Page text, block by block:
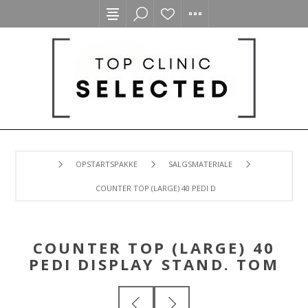
OPSTARTSPAKKE SALGSMATERIALE
COUNTER TOP (LARGE) 40 PEDI DISPLAY STAND. TOM
COUNTER TOP (LARGE) 40
PEDI DISPLAY STAND. TOM